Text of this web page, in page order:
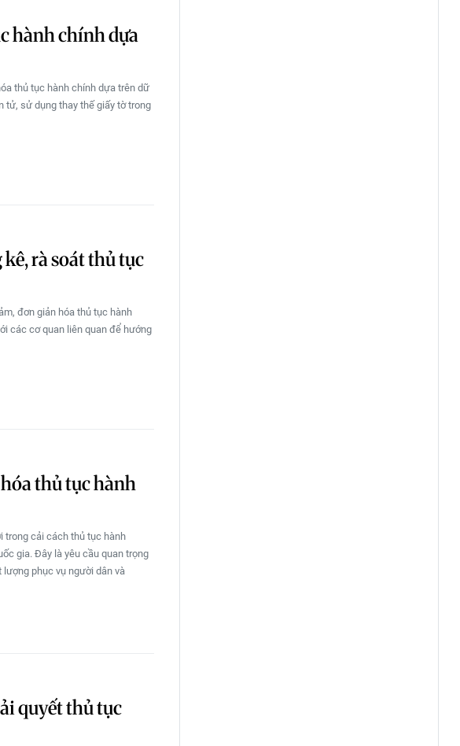
hành chính dựa
thủ tục hành chính dựa trên dữ
tử, sử dụng thay thế giấy tờ trong
rà soát thủ tục
đơn giản hóa thủ tục hành
các cơ quan liên quan để hướng
thủ tục hành
trong cải cách thủ tục hành
gia. Đây là yêu cầu quan trọng
phục vụ người dân và
quyết thủ tục